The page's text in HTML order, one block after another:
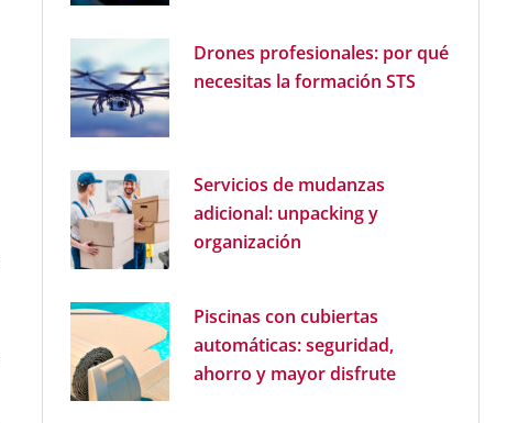
Drones profesionales: por qué
necesitas la formación STS
Servicios de mudanzas
adicional: unpacking y
organización
Piscinas con cubiertas
automáticas: seguridad,
ahorro y mayor disfrute